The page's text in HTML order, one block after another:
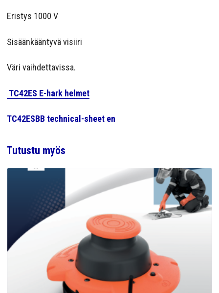
Eristys 1000 V
Sisäänkääntyvä visiiri
Väri vaihdettavissa.
TC42ES E-hark helmet
TC42ESBB technical-sheet en
Tutustu myös